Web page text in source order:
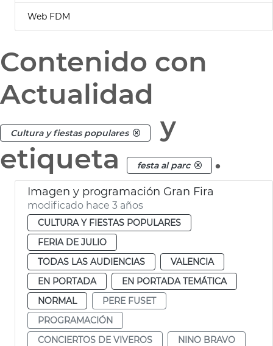
Web FDM
Contenido con
Actualidad
Cultura y fiestas populares
y
etiqueta
festa al parc .
Imagen y programación Gran Fira
modificado hace 3 años
CULTURA Y FIESTAS POPULARES
FERIA DE JULIO
TODAS LAS AUDIENCIAS
VALENCIA
EN PORTADA
EN PORTADA TEMÁTICA
NORMAL
PERE FUSET
PROGRAMACIÓN
CONCIERTOS DE VIVEROS
NINO BRAVO